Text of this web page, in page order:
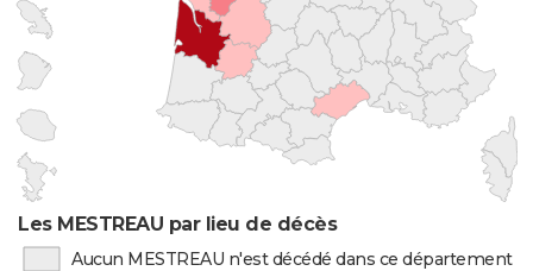
Les MESTREAU par lieu de décès
Aucun MESTREAU n'est décédé dans ce département